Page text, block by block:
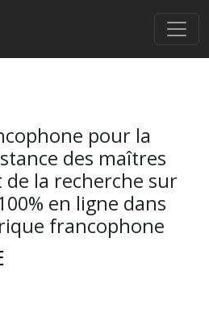
pour la
des maîtres
de la recherche sur
en ligne dans
francophone